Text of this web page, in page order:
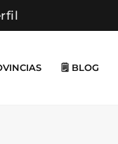
🗒️ BLOG